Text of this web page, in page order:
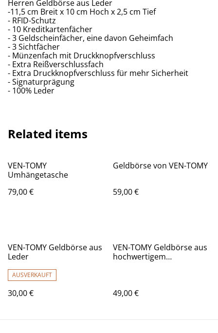
Herren Geldbörse aus Leder
-11,5 cm Breit x 10 cm Hoch x 2,5 cm Tief
- RFID-Schutz
- 10 Kreditkartenfächer
- 3 Geldscheinfächer, eine davon Geheimfach
- 3 Sichtfächer
- Münzenfach mit Druckknopfverschluss
- Extra Reißverschlussfach
- Extra Druckknopfverschluss für mehr Sicherheit
- Signaturprägung
- 100% Leder
Related items
VEN-TOMY
Umhängetasche
79,00 €
Geldbörse von VEN-TOMY
59,00 €
VEN-TOMY Geldbörse aus
Leder
AUSVERKAUFT
30,00 €
VEN-TOMY Geldbörse aus
hochwertigem
49,00 €